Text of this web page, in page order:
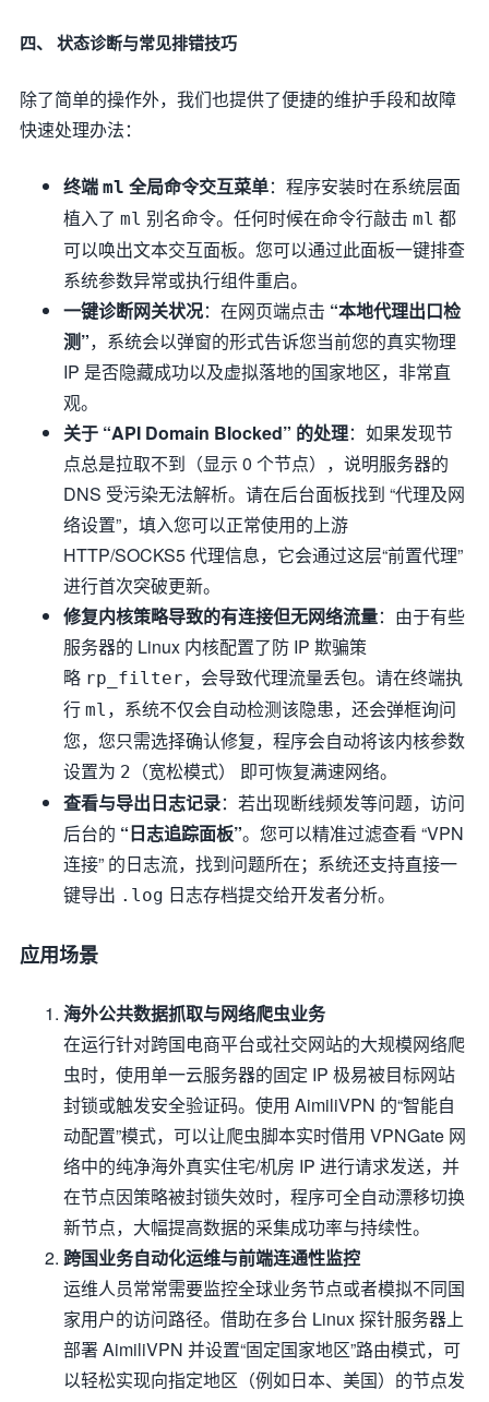
四、 状态诊断与常见排错技巧
除了简单的操作外，我们也提供了便捷的维护手段和故障
快速处理办法：
终端 ml 全局命令交互菜单：程序安装时在系统层面
植入了 ml 别名命令。任何时候在命令行敲击 ml 都
可以唤出文本交互面板。您可以通过此面板一键排查
系统参数异常或执行组件重启。
一键诊断网关状况：在网页端点击 “本地代理出口检
测”，系统会以弹窗的形式告诉您当前您的真实物理
IP 是否隐藏成功以及虚拟落地的国家地区，非常直
观。
关于 “API Domain Blocked” 的处理：如果发现节
点总是拉取不到（显示 0 个节点），说明服务器的
DNS 受污染无法解析。请在后台面板找到 “代理及网
络设置”，填入您可以正常使用的上游
HTTP/SOCKS5 代理信息，它会通过这层“前置代理”
进行首次突破更新。
修复内核策略导致的有连接但无网络流量：由于有些
服务器的 Linux 内核配置了防 IP 欺骗策
略 rp_filter，会导致代理流量丢包。请在终端执
行 ml ，系统不仅会自动检测该隐患，还会弹框询问
您，您只需选择确认修复，程序会自动将该内核参数
设置为 2（宽松模式）
即可恢复满速网络。
查看与导出日志记录：若出现断线频发等问题，访问
后台的 “日志追踪面板”。您可以精准过滤查看 “VPN
连接” 的日志流，找到问题所在；系统还支持直接一
键导出 .log 日志存档提交给开发者分析。
应用场景
海外公共数据抓取与网络爬虫业务
在运行针对跨国电商平台或社交网站的大规模网络爬
虫时，使用单一云服务器的固定 IP 极易被目标网站
封锁或触发安全验证码。使用 AimiliVPN 的“智能自
动配置”模式，可以让爬虫脚本实时借用 VPNGate 网
络中的纯净海外真实住宅/机房 IP 进行请求发送，并
在节点因策略被封锁失效时，程序可全自动漂移切换
新节点，大幅提高数据的采集成功率与持续性。
跨国业务自动化运维与前端连通性监控
运维人员常常需要监控全球业务节点或者模拟不同国
家用户的访问路径。借助在多台 Linux 探针服务器上
部署 AimiliVPN 并设置“固定国家地区”路由模式，可
以轻松实现向指定地区（例如日本、美国）的节点发